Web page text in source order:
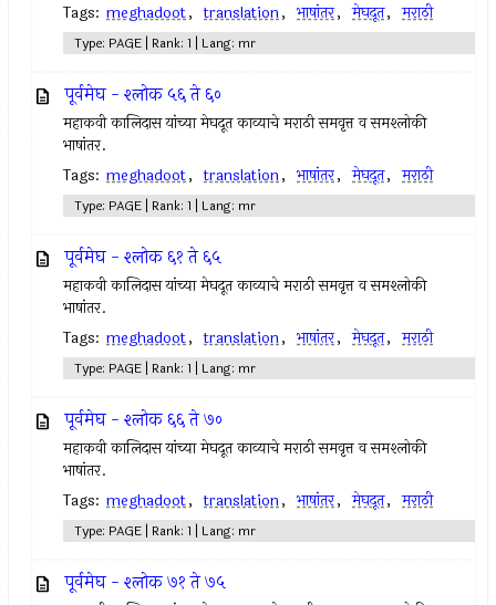
Tags: meghadoot, translation, भाषांतर, मेघदूत, मराठी
Type: PAGE | Rank: 1 | Lang: mr
पूर्वमेघ - श्लोक ५६ ते ६०
महाकवी कालिदास यांच्या मेघदूत काव्याचे मराठी समवृत्त व समश्लोकी
भाषांतर.
Tags: meghadoot, translation, भाषांतर, मेघदूत, मराठी
Type: PAGE | Rank: 1 | Lang: mr
पूर्वमेघ - श्लोक ६१ ते ६५
महाकवी कालिदास यांच्या मेघदूत काव्याचे मराठी समवृत्त व समश्लोकी
भाषांतर.
Tags: meghadoot, translation, भाषांतर, मेघदूत, मराठी
Type: PAGE | Rank: 1 | Lang: mr
पूर्वमेघ - श्लोक ६६ ते ७०
महाकवी कालिदास यांच्या मेघदूत काव्याचे मराठी समवृत्त व समश्लोकी
भाषांतर.
Tags: meghadoot, translation, भाषांतर, मेघदूत, मराठी
Type: PAGE | Rank: 1 | Lang: mr
पूर्वमेघ - श्लोक ७१ ते ७५